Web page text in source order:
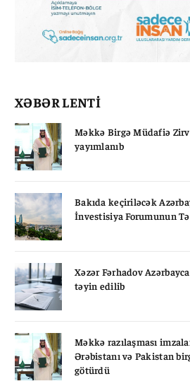
XƏBƏR LENTİ
Məkkə Birgə Müdafiə
yayımlanıb
Bakıda keçiriləcək
İnvestisiya Forumunun
Xəzər Fərhadov
təyin edilib
Məkkə razılaşması
Ərəbistanı və Pakistan
götürdü